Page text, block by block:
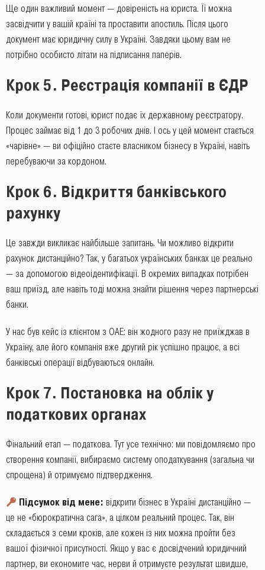
Ще один важливий момент — довіреність на юриста. Її можна
засвідчити у вашій країні та проставити апостиль. Після цього
документ має юридичну силу в Україні. Завдяки цьому вам не
потрібно особисто літати на підписання паперів.
Крок 5. Реєстрація компанії в ЄДР
Коли документи готові, юрист подає їх державному реєстратору.
Процес займає від 1 до 3 робочих днів. І ось у цей момент стається
«чарівне» — ви офіційно стаєте власником бізнесу в Україні, навіть
перебуваючи за кордоном.
Крок 6. Відкриття банківського
рахунку
Це завжди викликає найбільше запитань. Чи можливо відкрити
рахунок дистанційно? Так, у багатьох українських банках це реально
— за допомогою відеоідентифікації. В окремих випадках потрібен
ваш приїзд, але навіть тоді можна знайти рішення через партнерські
банки.
У нас був кейс із клієнтом з ОАЕ: він жодного разу не приїжджав в
Україну, але його компанія вже другий рік успішно працює, а всі
банківські операції відбуваються онлайн.
Крок 7. Постановка на облік у
податкових органах
Фінальний етап — податкова. Тут усе технічно: ми повідомляємо про
створення компанії, вибираємо систему оподаткування (загальна чи
спрощена) й отримуємо підтвердження.
Підсумок від мене: відкрити бізнес в Україні дистанційно —
це не «бюрократична сага», а цілком реальний процес. Так, він
складається з семи кроків, але кожен із них можна пройти без
вашої фізичної присутності. Якщо у вас є досвідчений юридичний
партнер, ви економите час, нерви й отримуєте результат швидше,